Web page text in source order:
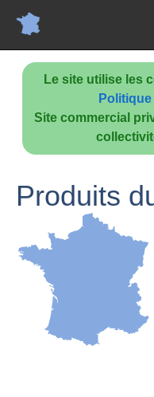
Le site utilise les
Site commercial
Produits